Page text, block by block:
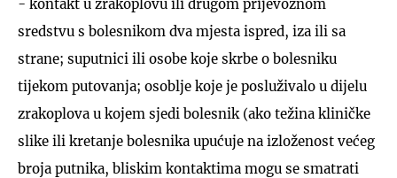
- kontakt u zrakoplovu ili drugom prijevoznom
sredstvu s bolesnikom dva mjesta ispred, iza ili sa
strane; suputnici ili osobe koje skrbe o bolesniku
tijekom putovanja; osoblje koje je posluživalo u dijelu
zrakoplova u kojem sjedi bolesnik (ako težina kliničke
slike ili kretanje bolesnika upućuje na izloženost većeg
broja putnika, bliskim kontaktima mogu se smatrati